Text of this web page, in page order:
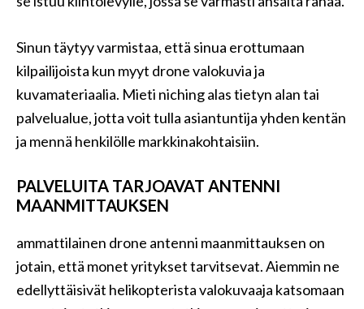
Sinun täytyy varmistaa, että sinua erottumaan
kilpailijoista kun myyt drone valokuvia ja
kuvamateriaalia. Mieti niching alas tietyn alan tai
palvelualue, jotta voit tulla asiantuntija yhden kentän
ja mennä henkilölle markkinakohtaisiin.
PALVELUITA TARJOAVAT ANTENNI
MAANMITTAUKSEN
ammattilainen drone antenni maanmittauksen on
jotain, että monet yritykset tarvitsevat. Aiemmin ne
edellyttäisivät helikopterista valokuvaaja katsomaan